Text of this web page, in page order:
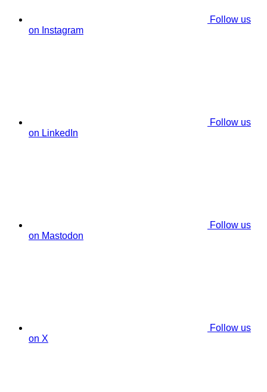
Follow us
on Instagram
Follow us
on LinkedIn
Follow us
on Mastodon
Follow us
on X